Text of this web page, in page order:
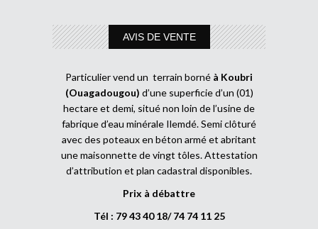
AVIS DE VENTE
Particulier vend un terrain borné à Koubri
(Ouagadougou) d’une superficie d’un (01)
hectare et demi, situé non loin de l’usine de
fabrique d’eau minérale Ilemdé. Semi clôturé
avec des poteaux en béton armé et abritant
une maisonnette de vingt tôles. Attestation
d’attribution et plan cadastral disponibles.
Prix à débattre
Tél : 79 43 40 18/ 74 74 11 25